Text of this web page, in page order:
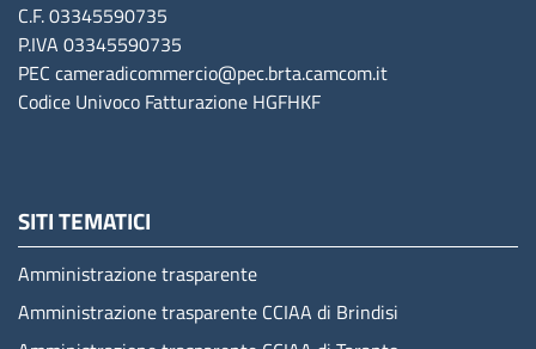
C.F. 03345590735
P.IVA 03345590735
PEC cameradicommercio@pec.brta.camcom.it
Codice Univoco Fatturazione HGFHKF
SITI TEMATICI
Amministrazione trasparente
Amministrazione trasparente CCIAA di Brindisi